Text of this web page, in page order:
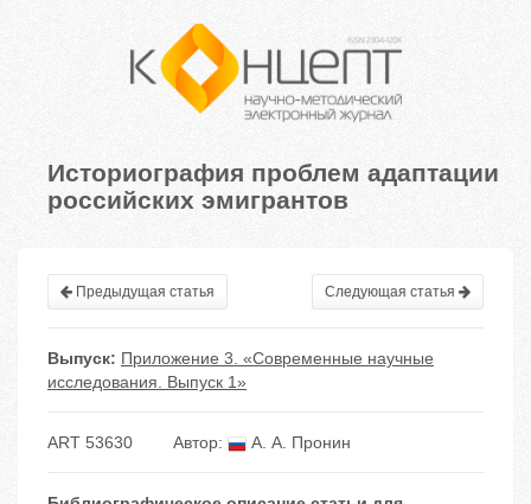
Историография проблем адаптации
российских эмигрантов
Предыдущая статья Следующая статья
Выпуск: Приложение 3. «Современные научные
исследования. Выпуск 1»
ART 53630 Автор: А. А. Пронин